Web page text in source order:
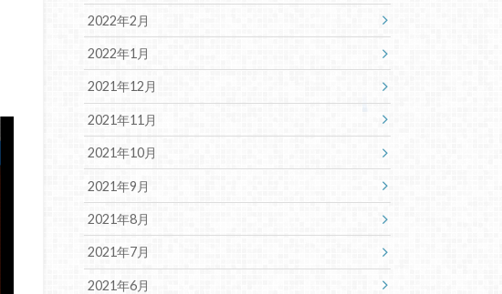
2022年2月
2022年1月
2021年12月
2021年11月
2021年10月
2021年9月
2021年8月
2021年7月
2021年6月